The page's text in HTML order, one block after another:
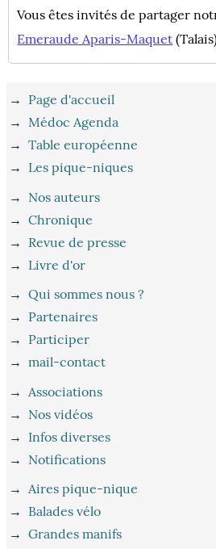
Vous êtes invités de partager
Emeraude Aparis-Maquet
→ Page d'accueil
→Médoc Agenda
→Table européenne
→ Les pique-niques
→ Nos auteurs
→Chronique
→ Revue de presse
→ Livre d'or
→Qui sommes nous ?
→ Partenaires
→ Participer
→mail-contact
→ Associations
→ Nos vidéos
→ Infos diverses
→ Notifications
→Aires pique-nique
→ Balades vélo
→Grandes manifs